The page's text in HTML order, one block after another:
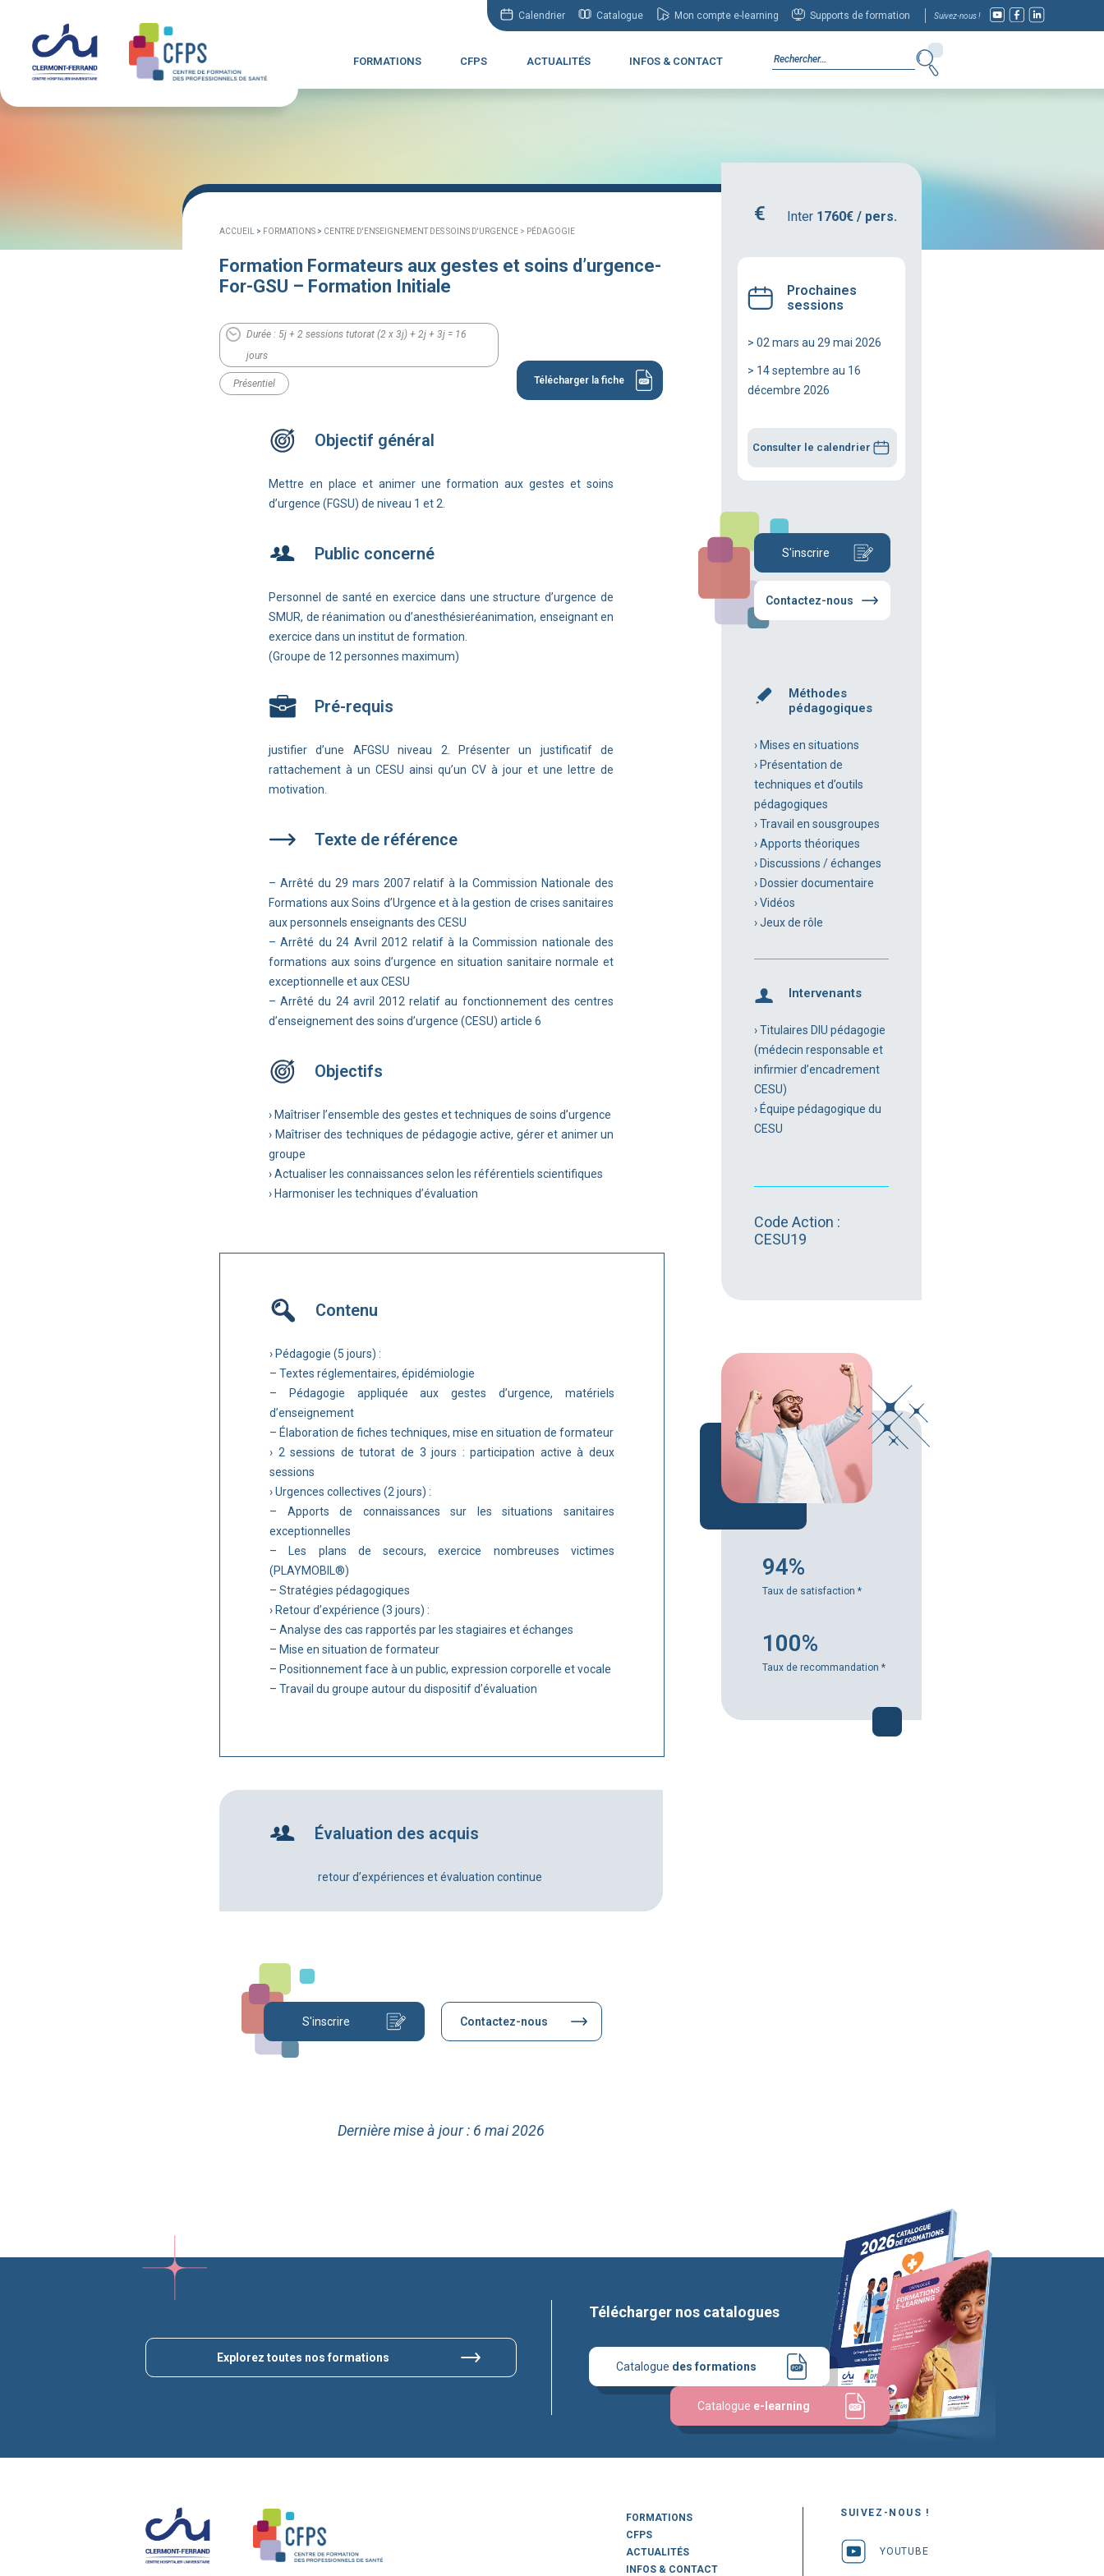
Calendrier Catalogue Mon compte e-learning Supports de formation Suivez-nous !
FORMATIONS CFPS ACTUALITÉS INFOS & CONTACT
ACCUEIL > FORMATIONS > CENTRE D'ENSEIGNEMENT DES SOINS D'URGENCE > PÉDAGOGIE
Formation Formateurs aux gestes et soins d’urgence-
For-GSU – Formation Initiale
Durée : 5j + 2 sessions tutorat (2 x 3j) + 2j + 3j = 16
jours
Présentiel Télécharger la fiche
Objectif général
Mettre en place et animer une formation aux gestes et soins
d’urgence (FGSU) de niveau 1 et 2.
Public concerné
Personnel de santé en exercice dans une structure d’urgence de
SMUR, de réanimation ou d’anesthésieréanimation, enseignant en
exercice dans un institut de formation.
(Groupe de 12 personnes maximum)
Pré-requis
justifier d’une AFGSU niveau 2. Présenter un justificatif de
rattachement à un CESU ainsi qu’un CV à jour et une lettre de
motivation.
Texte de référence
– Arrêté du 29 mars 2007 relatif à la Commission Nationale des
Formations aux Soins d’Urgence et à la gestion de crises sanitaires
aux personnels enseignants des CESU
– Arrêté du 24 Avril 2012 relatif à la Commission nationale des
formations aux soins d’urgence en situation sanitaire normale et
exceptionnelle et aux CESU
– Arrêté du 24 avril 2012 relatif au fonctionnement des centres
d’enseignement des soins d’urgence (CESU) article 6
Objectifs
› Maîtriser l’ensemble des gestes et techniques de soins d’urgence
› Maîtriser des techniques de pédagogie active, gérer et animer un
groupe
› Actualiser les connaissances selon les référentiels scientifiques
› Harmoniser les techniques d’évaluation
Contenu
› Pédagogie (5 jours) :
– Textes réglementaires, épidémiologie
– Pédagogie appliquée aux gestes d’urgence, matériels
d’enseignement
– Élaboration de fiches techniques, mise en situation de formateur
› 2 sessions de tutorat de 3 jours : participation active à deux
sessions
› Urgences collectives (2 jours) :
– Apports de connaissances sur les situations sanitaires
exceptionnelles
– Les plans de secours, exercice nombreuses victimes
(PLAYMOBIL®)
– Stratégies pédagogiques
› Retour d’expérience (3 jours) :
– Analyse des cas rapportés par les stagiaires et échanges
– Mise en situation de formateur
– Positionnement face à un public, expression corporelle et vocale
– Travail du groupe autour du dispositif d’évaluation
Évaluation des acquis
retour d’expériences et évaluation continue
S'inscrire Contactez-nous
Dernière mise à jour : 6 mai 2026
Inter 1760€ / pers.
Prochaines
sessions
> 02 mars au 29 mai 2026
> 14 septembre au 16
décembre 2026
Consulter le calendrier
S'inscrire
Contactez-nous
Méthodes
pédagogiques
› Mises en situations
› Présentation de
techniques et d’outils
pédagogiques
› Travail en sousgroupes
› Apports théoriques
› Discussions / échanges
› Dossier documentaire
› Vidéos
› Jeux de rôle
Intervenants
› Titulaires DIU pédagogie
(médecin responsable et
infirmier d’encadrement
CESU)
› Équipe pédagogique du
CESU
Code Action :
CESU19
94%
Taux de satisfaction *
100%
Taux de recommandation *
Explorez toutes nos formations
Télécharger nos catalogues
Catalogue des formations
Catalogue e-learning
FORMATIONS
CFPS
ACTUALITÉS
INFOS & CONTACT
SUIVEZ-NOUS !
YOUTUBE